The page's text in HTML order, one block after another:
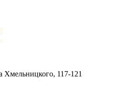
Хмельницкого, 117-121